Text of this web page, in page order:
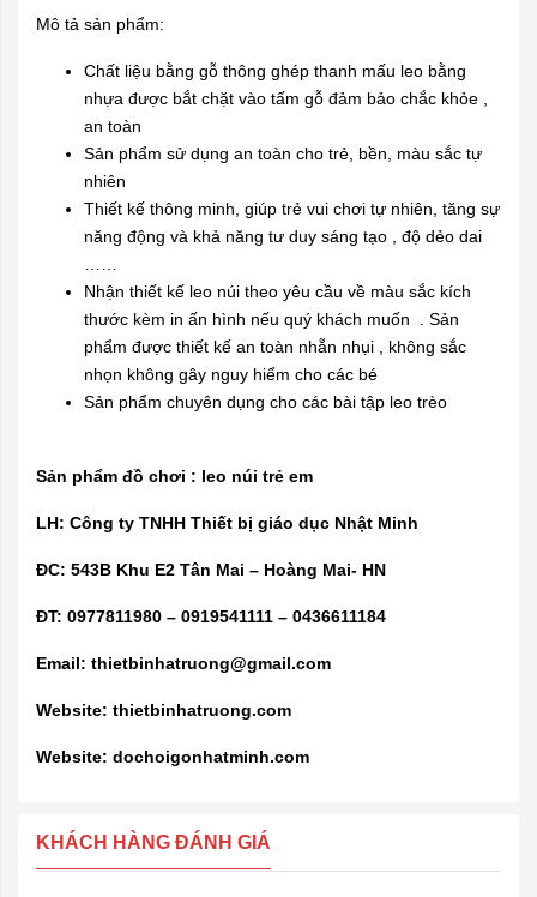
Mô tả sản phẩm:
Chất liệu bằng gỗ thông ghép thanh mấu leo bằng
nhựa được bắt chặt vào tấm gỗ đảm bảo chắc khỏe ,
an toàn
Sản phẩm sử dụng an toàn cho trẻ, bền, màu sắc tự
nhiên
Thiết kế thông minh, giúp trẻ vui chơi tự nhiên, tăng sự
năng động và khả năng tư duy sáng tạo , độ dẻo dai
Nhận thiết kế leo núi theo yêu cầu về màu sắc kích
thước kèm in ấn hình nếu quý khách muốn . Sản
phẩm được thiết kế an toàn nhẵn nhụi , không sắc
nhọn không gây nguy hiểm cho các bé
Sản phẩm chuyên dụng cho các bài tập leo trèo
Sản phẩm đồ chơi : leo núi trẻ em
LH: Công ty TNHH Thiết bị giáo dục Nhật Minh
ĐC: 543B Khu E2 Tân Mai – Hoàng Mai- HN
ĐT: 0977811980 – 0919541111 – 0436611184
Email: thietbinhatruong@gmail.com
Website: thietbinhatruong.com
Website: dochoigonhatminh.com
KHÁCH HÀNG ĐÁNH GIÁ